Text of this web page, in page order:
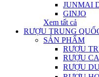
JUNMAI
GINJO
Xem tất cả
RƯỢU TRUNG
SẢN PHẨM
RƯỢU
RƯỢU
RƯỢU